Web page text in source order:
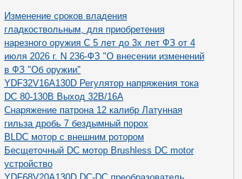
Изменение сроков владения
гладкоствольным, для приобретения
нарезного оружия С 5 лет до 3х лет ФЗ от 4
июля 2026 г. N 236-ФЗ "О внесении изменений
в ФЗ "Об оружии"
YDF32V16A130D Регулятор напряжения тока
DC 80-130В Выход 32В/16А
Снаряжение патрона 12 калибр Латунная
гильза дробь 7 бездымный порох
BLDC мотор с внешним ротором
Бесщеточный DC мотор Brushless DC motor
устройство